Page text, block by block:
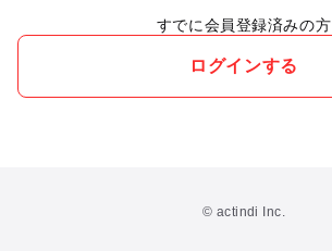
すでに会員登録済みの方
ログインする
© actindi Inc.